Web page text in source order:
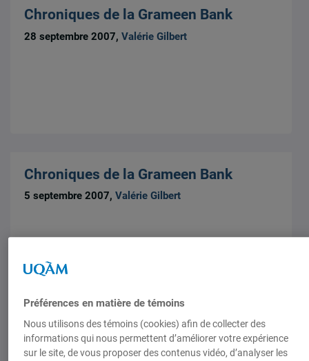
Chroniques de la Grameen Bank
28 septembre 2007,Valérie Gilbert
Chroniques de la Grameen Bank
5 septembre 2007,Valérie Gilbert
Chroniques
Chronique 5 de Valérie Gilbert
Préférences en matière de témoins
Nous utilisons des témoins (cookies) afin de collecter des
informations qui nous permettent d’améliorer votre expérience
sur le site, de vous proposer des contenus vidéo, d’analyser les